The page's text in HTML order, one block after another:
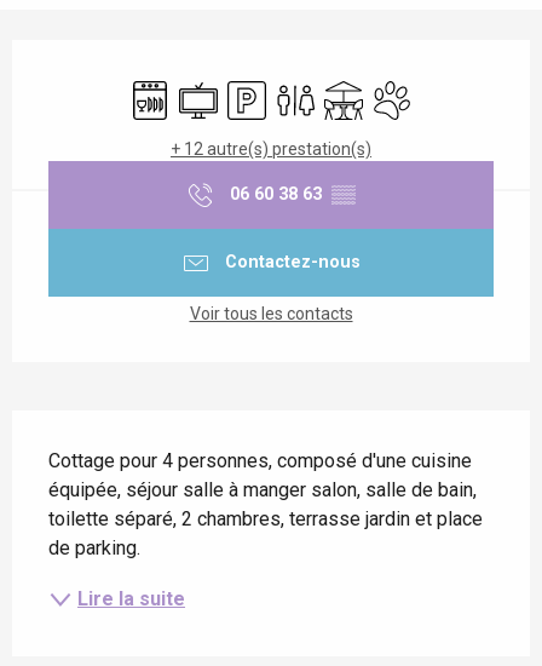
Lave vaisselle
Télévision
ParkingToilettesTerrasseAnimaux acceptés
+ 12 autre(s) prestation(s)
06 60 38 63 ▒▒
Contactez-nous
Voir tous les contacts
Cottage pour 4 personnes, composé d'une cuisine
équipée, séjour salle à manger salon, salle de bain,
toilette séparé, 2 chambres, terrasse jardin et place
de parking.
Lire la suite